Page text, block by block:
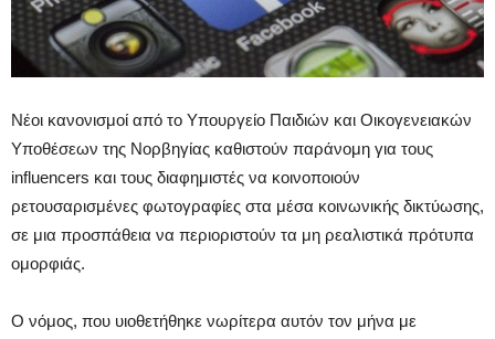
Νέοι κανονισμοί από το Υπουργείο Παιδιών και Οικογενειακών
Υποθέσεων της Νορβηγίας καθιστούν παράνομη για τους
influencers και τους διαφημιστές να κοινοποιούν
ρετουσαρισμένες φωτογραφίες στα μέσα κοινωνικής δικτύωσης,
σε μια προσπάθεια να περιοριστούν τα μη ρεαλιστικά πρότυπα
ομορφιάς.
Ο νόμος, που υιοθετήθηκε νωρίτερα αυτόν τον μήνα με